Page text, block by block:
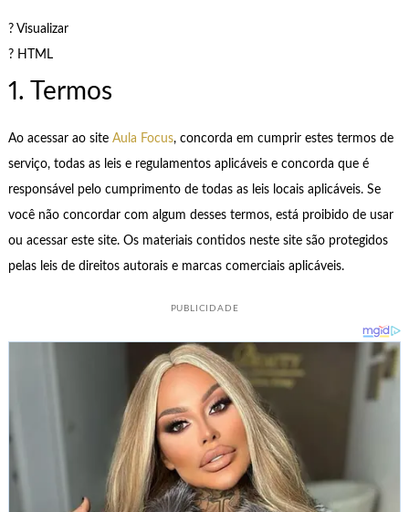
? Visualizar
? HTML
1. Termos
Ao acessar ao site Aula Focus, concorda em cumprir estes termos de
serviço, todas as leis e regulamentos aplicáveis ​​e concorda que é
responsável pelo cumprimento de todas as leis locais aplicáveis. Se
você não concordar com algum desses termos, está proibido de usar
ou acessar este site. Os materiais contidos neste site são protegidos
pelas leis de direitos autorais e marcas comerciais aplicáveis.
PUBLICIDADE